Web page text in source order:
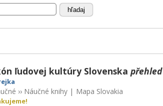
hľadaj
ľudovej kultúry Slovenskapřehled
›› Náučné knihy | Mapa Slovakia